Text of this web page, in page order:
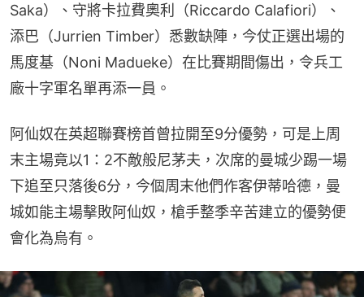
Saka）、守將卡拉費奧利（Riccardo Calafiori）、
添巴（Jurrien Timber）悉數缺陣，今仗正選出場的
馬度基（Noni Madueke）在比賽期間傷出，令兵工
廠十字軍名單再添一員。
阿仙奴在英超聯賽榜首曾拉開至9分優勢，可是上周
末主場竟以1：2不敵般尼茅夫，次席的曼城少踢一場
下追至只落後6分，今個周末他們作客伊蒂哈德，曼
城如能主場擊敗阿仙奴，槍手整季辛苦建立的優勢便
會化為烏有。